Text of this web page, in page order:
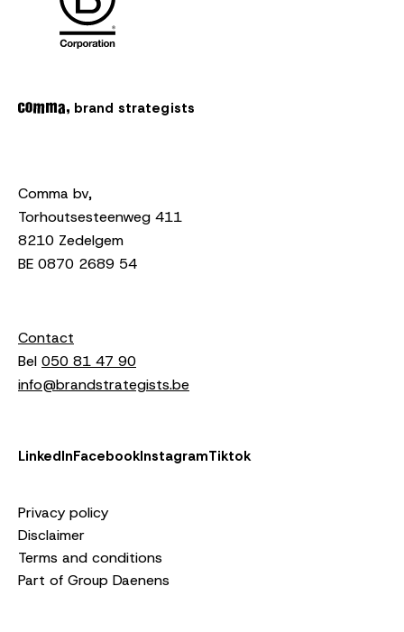
brand strategists
Comma bv,
Torhoutsesteenweg 411
8210 Zedelgem
BE 0870 2689 54
Contact
Bel 050 81 47 90
info@brandstrategists.be
LinkedInFacebookInstagramTiktok
Privacy policy
Disclaimer
Terms and conditions
Part of Group Daenens